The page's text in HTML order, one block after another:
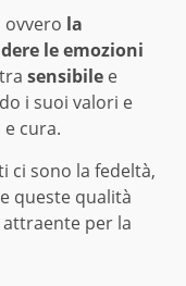
ovvero la
le emozioni
sensibile e
i suoi valori e
cura.
ci sono la fedeltà,
queste qualità
per la